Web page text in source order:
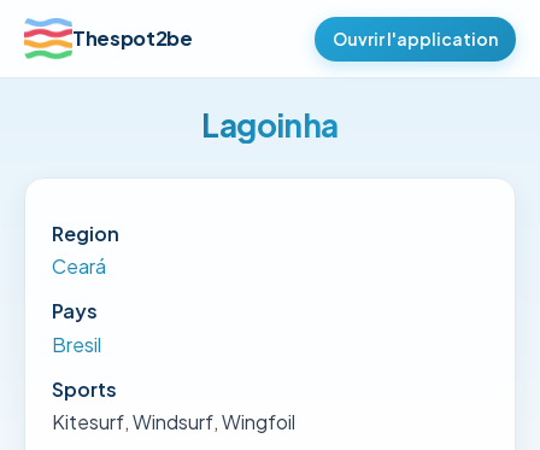
Thespot2be Ouvrir l'application
Lagoinha
Region
Ceará
Pays
Bresil
Sports
Kitesurf, Windsurf, Wingfoil